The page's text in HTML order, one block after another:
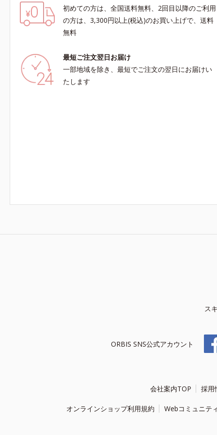
初めての方は、全国送料無料、2回目以降のご利用
の方は、3,300円以上(税込)のお買い上げで、送料
無料
最短ご注文翌日お届け
一部地域を除き、最短でご注文の翌日にお届けい
たします
ス
ORBIS SNS公式アカウント
会社案内TOP 採用
オンラインショップ利用規約 Webコミュニテ